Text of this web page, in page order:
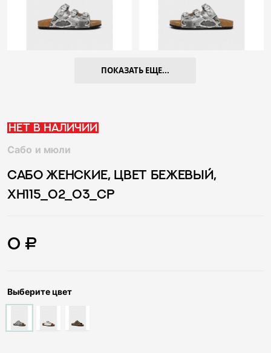
ПОКАЗАТЬ ЕЩЕ...
Нет в наличии
Сабо и мюли
САБО ЖЕНСКИЕ, ЦВЕТ БЕЖЕВЫЙ,
XH115_02_03_CP
0 ₽
Выберите цвет